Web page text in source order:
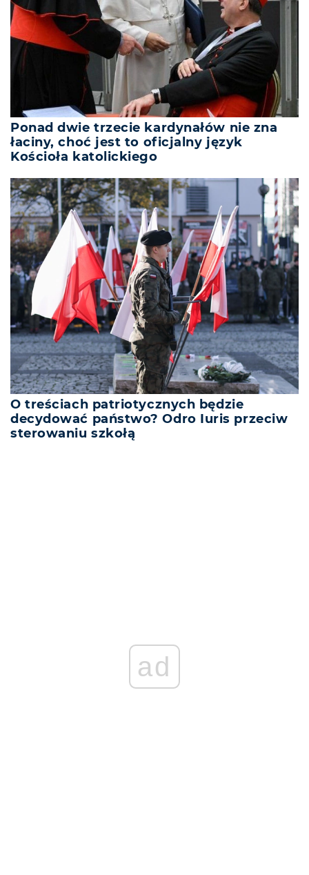
Ponad dwie trzecie kardynałów nie zna
łaciny, choć jest to oficjalny język
Kościoła katolickiego
O treściach patriotycznych będzie
decydować państwo? Odro Iuris przeciw
sterowaniu szkołą